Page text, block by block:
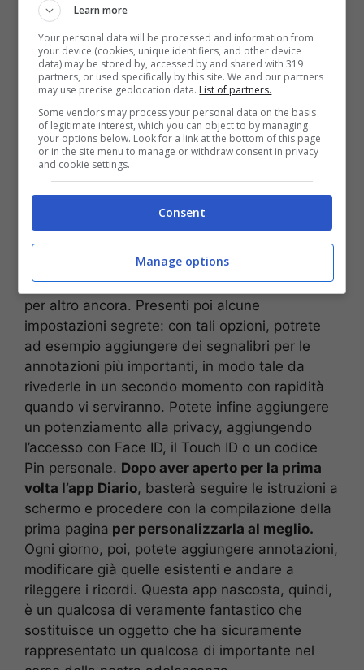
sicuramente esservi utile. Questa fenomenale
applicazione si trova sui dispositivi Apple, un
particolare sugli iPhone che possiedono un
aggiornamento del software di sistema
‘Diario’, la nuova app in cui potrete annotare le
vostre esperienze di vita proprio come un
classico diario segreto che utilizzavamo da
bambini. Una volta aperta e configurata, sono
Potete inoltre suddividere il materiale per
categorie, piazzando ad esempio
raggruppamenti per le foto, per gli allenamenti e
per altro ancora. Presenti poi alcune
impostazioni segrete: con tali opzioni, potrete
ad esempio aggiungere dei segnalibri per le
annotazioni più importanti, in modo tale da
rivederle in un secondo momento con rapidità
quando vi serviranno. Potete infine aggiungere
un potenziamento alla privacy, aggiungendo
l’accesso con Face ID, il Touch ID o un codice
Pin personale. Dopo aver aperto per la prima
volta l’app Diario, basterà seguire le istruzioni a
schermo e procedere con la compilazione della
prima pagina per personalizzarla al meglio.
Ogni giorno, poi, potete aggiungere annotazioni,
modificare già quelle esistenti e andare a
rileggere i ricordi. Questa app nascosta, quindi,
è un qualcosa di veramente fantastico che
sostituisce un oggetto che ha sicuramente
rappresentato un qualcosa di importante nel
Learn more
Your personal data will be processed and information from
your device (cookies, unique identifiers, and other device
data) may be stored by, accessed by and shared with 319
partners, or used specifically by this site. We and our partners
may use precise geolocation data. List of partners.
Some vendors may process your personal data on the basis
of legitimate interest, which you can object to by managing
your options below. Look for a link at the bottom of this page
or in the site menu to manage or withdraw consent in privacy
and cookie settings.
Consent
Manage options